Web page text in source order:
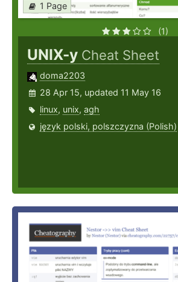
1 Page
(1)
UNIX-y Cheat Sheet
doma2203
28 Apr 15, updated 11 May 16
linux, unix, agh
język polski, polszczyzna (Polish)